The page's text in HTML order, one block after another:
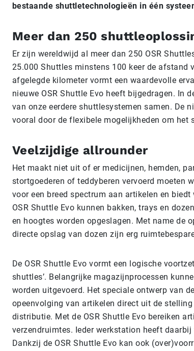
bestaande shuttletechnologieën in één
Meer dan 250
Er zijn wereldwijd al meer dan 250 OSR
25.000 Shuttles minstens 100 keer de afstand
afgelegde kilometer vormt een waardevolle
nieuwe OSR Shuttle Evo heeft bijgedragen. In
van onze eerdere shuttlesystemen samen. De
vooral door de flexibele mogelijkheden om het
Veelzijdige allrounder
Het maakt niet uit of er medicijnen, hemden,
stortgoederen of teddyberen vervoerd moeten
voor een breed spectrum aan artikelen en biedt
OSR Shuttle Evo kunnen bakken, trays en dozen
en hoogtes worden opgeslagen. Met name de
directe opslag van dozen zijn erg
De OSR Shuttle Evo vormt een logische
shuttles’. Belangrijke magazijnprocessen
worden uitgevoerd. Het speciale ontwerp van
opeenvolging van artikelen direct uit de
distributie. Met de OSR Shuttle Evo bereiken
verzendruimtes. Ieder werkstation heeft
Dankzij de OSR Shuttle Evo kan ook